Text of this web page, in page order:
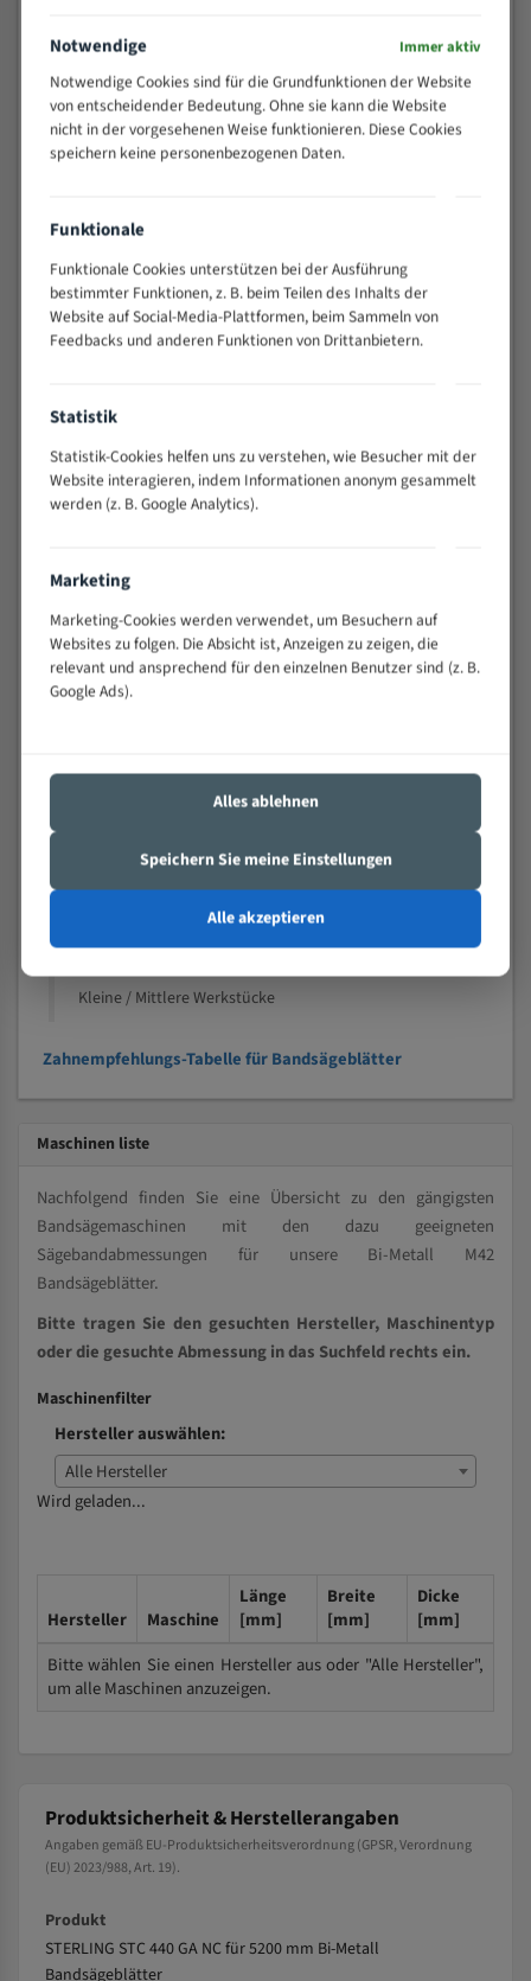
50 - 120
80 - 180
3/4
130 -
350
2/3
150 -
600
> 500
0,75/1,25
Vorteile:
Vielseitiges Bandsägeblatt für verschiedenste
Widerstandsfähig gegen Zahnbruch auch bei
schwierigen Werkstücken (Materialmischung,
wechselnde Verbindungslängen)
Sehr geringe Vibration
Technische Beschreibung:
Positiver Spanwinkel
Bandkörper aus hochlegiertem Federstahl
Legierte HSS-beschichtete Zahnspitzen
Nichteisenmetalle
Kleine / Mittlere Werkstücke
Zahnempfehlungs-Tabelle für Bandsägeblätter
Maschinen liste
Nachfolgend finden Sie eine Übersicht zu den gängigsten
Bandsägemaschinen mit den dazu geeigneten
Sägebandabmessungen für unsere Bi-Metall M42
Bandsägeblätter.
Bitte tragen Sie den gesuchten Hersteller, Maschinentyp
oder die gesuchte Abmessung in das Suchfeld rechts ein.
Maschinenfilter
Hersteller auswählen:
Alle Hersteller
Wird geladen...
Hersteller Maschine
Länge
[mm]
Breite
[mm]
Dicke
[mm]
Bitte wählen Sie einen Hersteller aus oder "Alle Hersteller",
um alle Maschinen anzuzeigen.
Produktsicherheit & Herstellerangaben
Angaben gemäß EU-Produktsicherheitsverordnung (GPSR, Verordnung
(EU) 2023/988, Art. 19).
Produkt
STERLING STC 440 GA NC für 5200 mm Bi-Metall
Bandsägeblätter
Notwendige Immer aktiv
Notwendige Cookies sind für die Grundfunktionen der Website
von entscheidender Bedeutung. Ohne sie kann die Website
nicht in der vorgesehenen Weise funktionieren. Diese Cookies
speichern keine personenbezogenen Daten.
Funktionale
Funktionale Cookies unterstützen bei der Ausführung
bestimmter Funktionen, z. B. beim Teilen des Inhalts der
Website auf Social-Media-Plattformen, beim Sammeln von
Feedbacks und anderen Funktionen von Drittanbietern.
Statistik
Statistik-Cookies helfen uns zu verstehen, wie Besucher mit der
Website interagieren, indem Informationen anonym gesammelt
werden (z. B. Google Analytics).
Marketing
Marketing-Cookies werden verwendet, um Besuchern auf
Websites zu folgen. Die Absicht ist, Anzeigen zu zeigen, die
relevant und ansprechend für den einzelnen Benutzer sind (z. B.
Google Ads).
Alles ablehnen
Speichern Sie meine Einstellungen
Alle akzeptieren